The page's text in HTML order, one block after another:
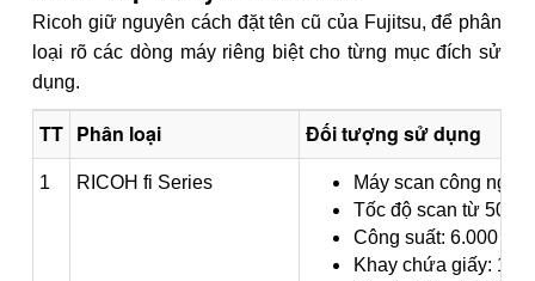
Ricoh giữ nguyên cách đặt tên cũ của Fujitsu, để phân
loại rõ các dòng máy riêng biệt cho từng mục đích sử
dụng.
TT Phân loại Đối tượng sử dụng
1 RICOH fi Series
Máy scan công
Tốc độ scan từ 50 -
Công suất: 6.000 -
Khay chứa giấy: 100